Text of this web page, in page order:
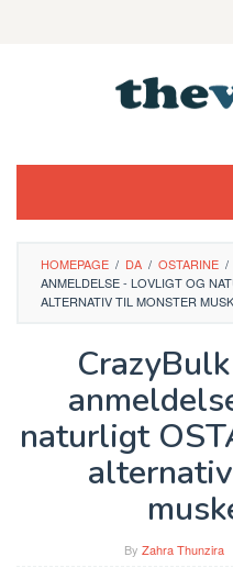
HOMEPAGE / DA / OSTARINE /
ANMELDELSE - LOVLIGT OG
ALTERNATIV TIL MONSTER
naturligt
By Zahra Thunzira